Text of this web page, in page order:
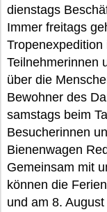
dienstags
Immer freitags
Teilnehmerinnen
über die
Bewohner des
samstags beim
Besucherinnen
Bienenwagen
Gemeinsam mit
können die
und am 8.